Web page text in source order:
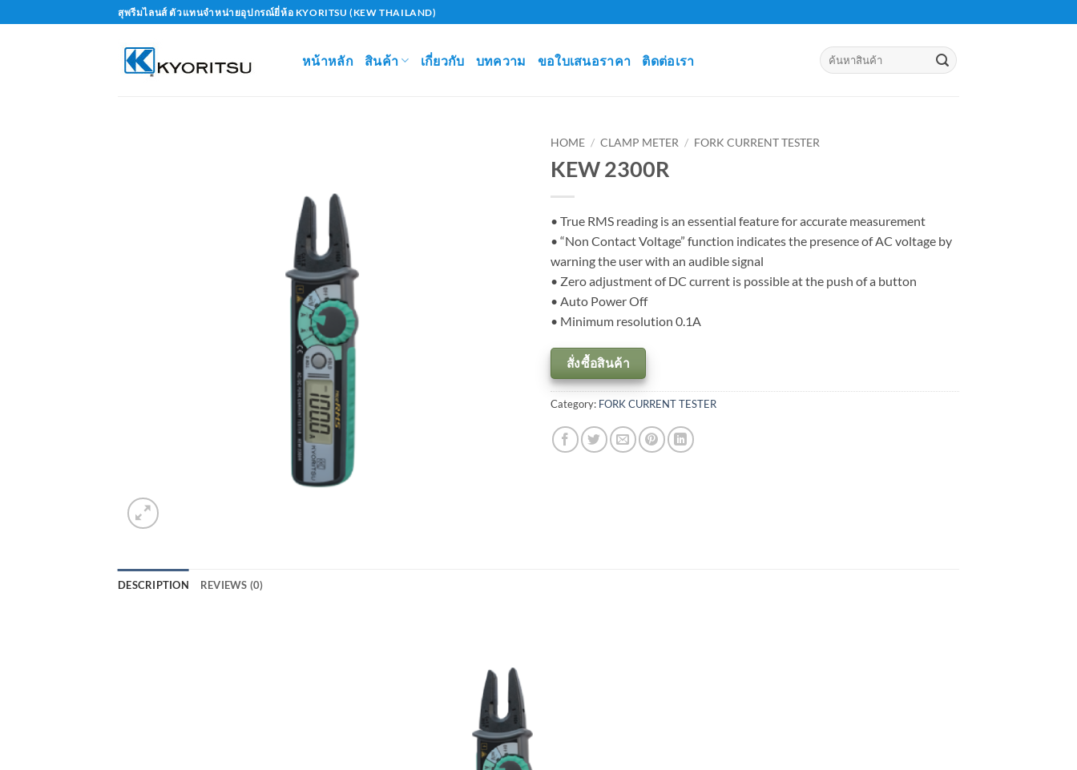
to
สุพรีมไลนส์ ตัวแทนจำหน่ายอุปกรณ์ยี่ห้อ KYORITSU (KEW THAILAND)
หน้าหลัก สินค้า เกี่ยวกับ บทความ ขอใบเสนอราคา ติดต่อเรา
Search
for:
HOME / CLAMP METER / FORK CURRENT TESTER
KEW 2300R
• True RMS reading is an essential feature for accurate measurement
• “Non Contact Voltage” function indicates the presence of AC voltage by
warning the user with an audible signal
• Zero adjustment of DC current is possible at the push of a button
• Auto Power Off
• Minimum resolution 0.1A
สั่งซื้อสินค้า
Category: FORK CURRENT TESTER
DESCRIPTION REVIEWS (0)